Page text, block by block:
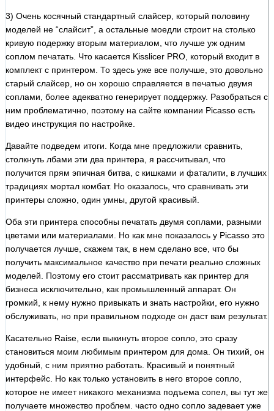
3) Очень косячный стандартный слайсер, который половину
моделей не “слайсит”, а остальные моедли строит на столько
кривую подержку вторым материалом, что лучше уж одним
соплом печатать. Что касается Kisslicer PRO, который входит в
комплект с принтером. То здесь уже все получше, это довольно
старый слайсер, но он хорошо справляется в печатью двумя
соплами, более адекватно генерирует поддержку. Разобраться с
ним проблематично, поэтому на сайте компании Picasso есть
видео инструкция по настройке.
Давайте подведем итоги. Когда мне предложили сравнить,
столкнуть лбами эти два принтера, я рассчитывал, что
получится прям эпичная битва, с кишками и фаталити, в лучших
традициях мортал комбат. Но оказалось, что сравнивать эти
принтеры сложно, один умны, другой красивый.
Оба эти принтера способны печатать двумя соплами, разными
цветами или материалами. Но как мне показалось у Picasso это
получается лучше, скажем так, в нем сделано все, что бы
получить максимальное качество при печати реально сложных
моделей. Поэтому его стоит рассматривать как принтер для
бизнеса исключительно, как промышленный аппарат. Он
громкий, к нему нужно привыкать и знать настройки, его нужно
обслуживать, но при правильном подходе он даст вам результат.
Касательно Raise, если выкинуть второе сопло, это сразу
становиться моим любимым принтером для дома. Он тихий, он
удобный, с ним приятно работать. Красивый и понятный
интерфейс. Но как только установить в него второе сопло,
которое не имеет никакого механизма подъема сопел, вы тут же
получаете множество проблем. часто одно сопло задевает уже